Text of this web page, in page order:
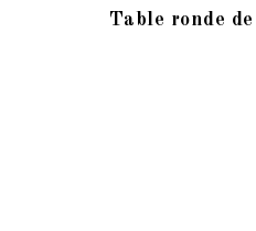
Table ronde